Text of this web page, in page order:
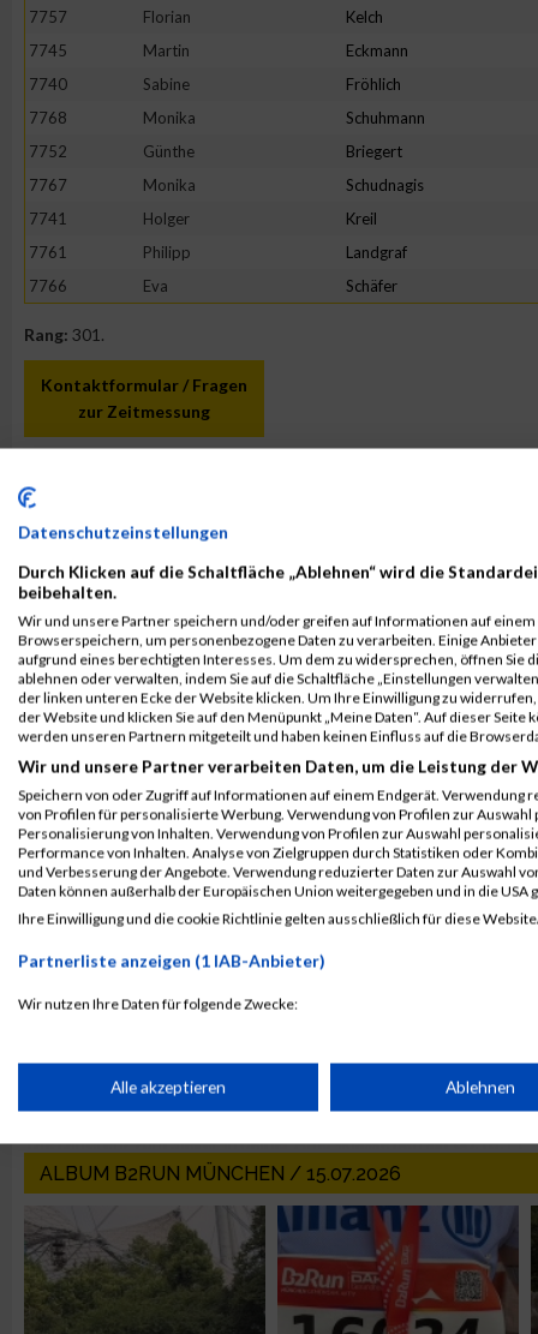
7757
Florian Kelch
7745
Martin Eckmann
7740
Sabine Fröhlich
7768
Monika Schuhmann
7752
Günthe Briegert
7767
Monika Schudnagis
7741
Holger Kreil
7761
Philipp Landgraf
7766
Eva Schäfer
Rang: 301.
Kontaktformular / Fragen
zur Zeitmessung
ALBUM B2RUN MÜNCHEN / 15.07.2026
Datenschutzeinstellungen
Durch Klicken auf die Schaltfläche „Ablehnen“ wird die
beibehalten.
Wir und unsere Partner speichern und/oder greifen auf Informationen auf einem
Browserspeichern, um personenbezogene Daten zu verarbeiten. Einige
aufgrund eines berechtigten Interesses. Um dem zu widersprechen, öffnen Sie
ablehnen oder verwalten, indem Sie auf die Schaltfläche „Einstellungen
der linken unteren Ecke der Website klicken. Um Ihre Einwilligung zu
der Website und klicken Sie auf den Menüpunkt „Meine Daten“. Auf dieser
werden unseren Partnern mitgeteilt und haben keinen Einfluss auf die
Wir und unsere Partner verarbeiten Daten, um die Leistung der
Speichern von oder Zugriff auf Informationen auf einem Endgerät. Verwendung
von Profilen für personalisierte Werbung. Verwendung von Profilen zur
Personalisierung von Inhalten. Verwendung von Profilen zur Auswahl
Performance von Inhalten. Analyse von Zielgruppen durch Statistiken oder
und Verbesserung der Angebote. Verwendung reduzierter Daten zur Auswahl
Daten können außerhalb der Europäischen Union weitergegeben und in die USA
Ihre Einwilligung und die cookie Richtlinie gelten ausschließlich für diese
Partnerliste anzeigen (1 IAB-Anbieter)
Wir nutzen Ihre Daten für folgende Zwecke:
Speichern von oder Zugriff auf Informationen auf einem
Verwendung reduzierter Daten zur Auswahl von
Erstellung von Profilen für personalisierte Werbung
Verwendung von Profilen zur Auswahl personalisierter Werbung
Alle akzeptieren Ablehnen